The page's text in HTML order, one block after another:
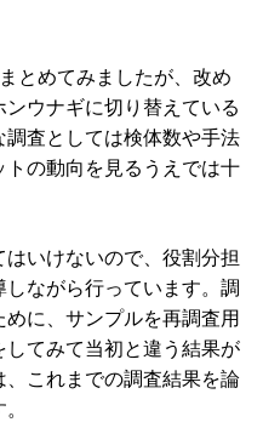
とめてみましたが、改め
ウナギに切り替えている
査としては検体数や手法
の動向を見るうえでは十
いけないので、役割分担
ながら行っています。調
に、サンプルを再調査用
てみて当初と違う結果が
これまでの調査結果を論